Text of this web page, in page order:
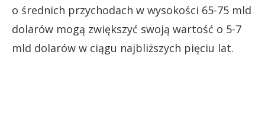
o średnich przychodach w wysokości 65-75 mld
dolarów mogą zwiększyć swoją wartość o 5-7
mld dolarów w ciągu najbliższych pięciu lat.